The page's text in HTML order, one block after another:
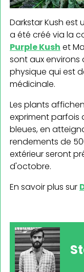
Darkstar Kush
a été créé via la
Purple Kush et
sont aux environs
physique qui est
médicinale.
Les plants
expriment parfois
bleues, en
rendements de
extérieur seront
d'octobre.
En savoir plus sur